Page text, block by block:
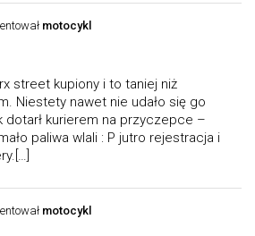
motocykl
street kupiony i to taniej niż
Niestety nawet nie udało się go
dotarł kurierem na przyczepce –
paliwa wlali : P jutro rejestracja i
motocykl